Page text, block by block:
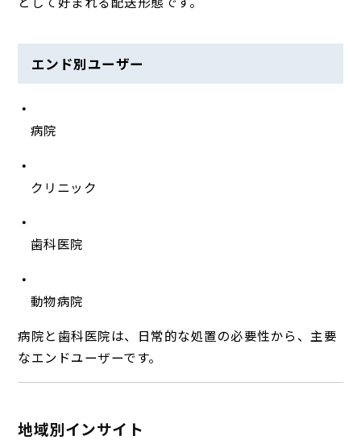
エンド別ユーザー
病院
クリニック
歯科医院
動物病院
病院と歯科医院は、日常的な処置の必要性から、主要
なエンドユーザーです。
地域別インサイト